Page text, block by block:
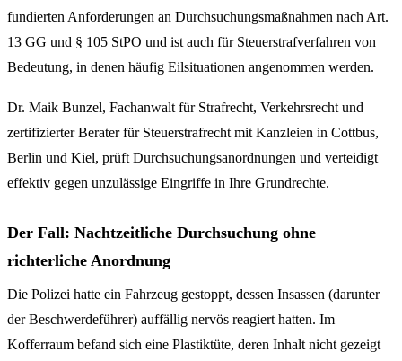
fundierten Anforderungen an Durchsuchungsmaßnahmen nach Art.
13 GG und § 105 StPO und ist auch für Steuerstrafverfahren von
Bedeutung, in denen häufig Eilsituationen angenommen werden.
Dr. Maik Bunzel, Fachanwalt für Strafrecht, Verkehrsrecht und
zertifizierter Berater für Steuerstrafrecht mit Kanzleien in Cottbus,
Berlin und Kiel, prüft Durchsuchungsanordnungen und verteidigt
effektiv gegen unzulässige Eingriffe in Ihre Grundrechte.
Der Fall: Nachtzeitliche Durchsuchung ohne
richterliche Anordnung
Die Polizei hatte ein Fahrzeug gestoppt, dessen Insassen (darunter
der Beschwerdeführer) auffällig nervös reagiert hatten. Im
Kofferraum befand sich eine Plastiktüte, deren Inhalt nicht gezeigt